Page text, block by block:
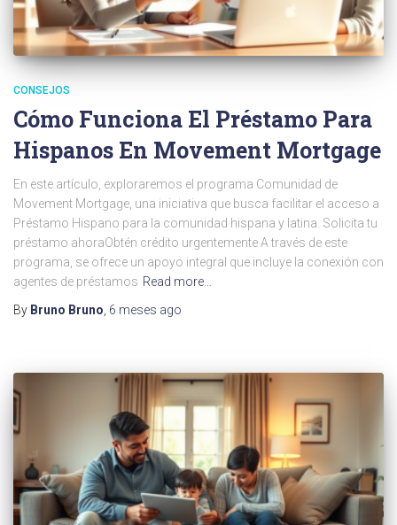
CONSEJOS
Cómo Funciona El Préstamo Para
Hispanos En Movement Mortgage
En este artículo, exploraremos el programa Comunidad de
Movement Mortgage, una iniciativa que busca facilitar el acceso a
Préstamo Hispano para la comunidad hispana y latina. Solicita tu
préstamo ahoraObtén crédito urgentemente A través de este
programa, se ofrece un apoyo integral que incluye la conexión con
agentes de préstamos Read more…
By Bruno Bruno, 6 meses ago